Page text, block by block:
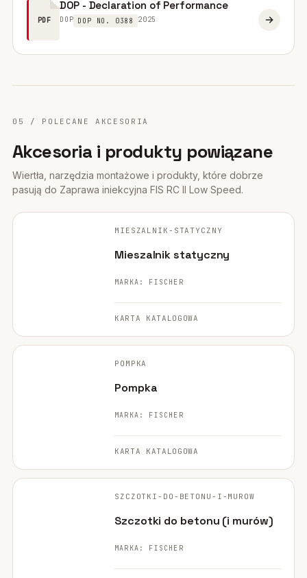
PDF
DOP - Declaration of Performance
DOP DOP NO. 0388 2025
05 / POLECANE AKCESORIA
Akcesoria i produkty powiązane
Wiertła, narzędzia montażowe i produkty, które dobrze
pasują do Zaprawa iniekcyjna FIS RC II Low Speed.
ORYGINALNE ZDJĘCIE
MIESZALNIK-STATYCZNY
Mieszalnik statyczny
MARKA: FISCHER
KARTA KATALOGOWA
FISCHER ·
ORYGINALNE ZDJĘCIE
POMPKA
Pompka
MARKA: FISCHER
KARTA KATALOGOWA
FISCHER ·
ORYGINALNE ZDJĘCIE
SZCZOTKI-DO-BETONU-I-MUROW
Szczotki do betonu (i murów)
MARKA: FISCHER